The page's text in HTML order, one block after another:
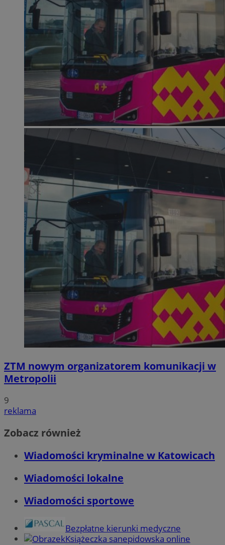
ZTM nowym organizatorem komunikacji w
Metropolii
9
reklama
Zobacz również
Wiadomości kryminalne w Katowicach
Wiadomości lokalne
Wiadomości sportowe
Bezpłatne kierunki medyczne
Książeczka sanepidowska online